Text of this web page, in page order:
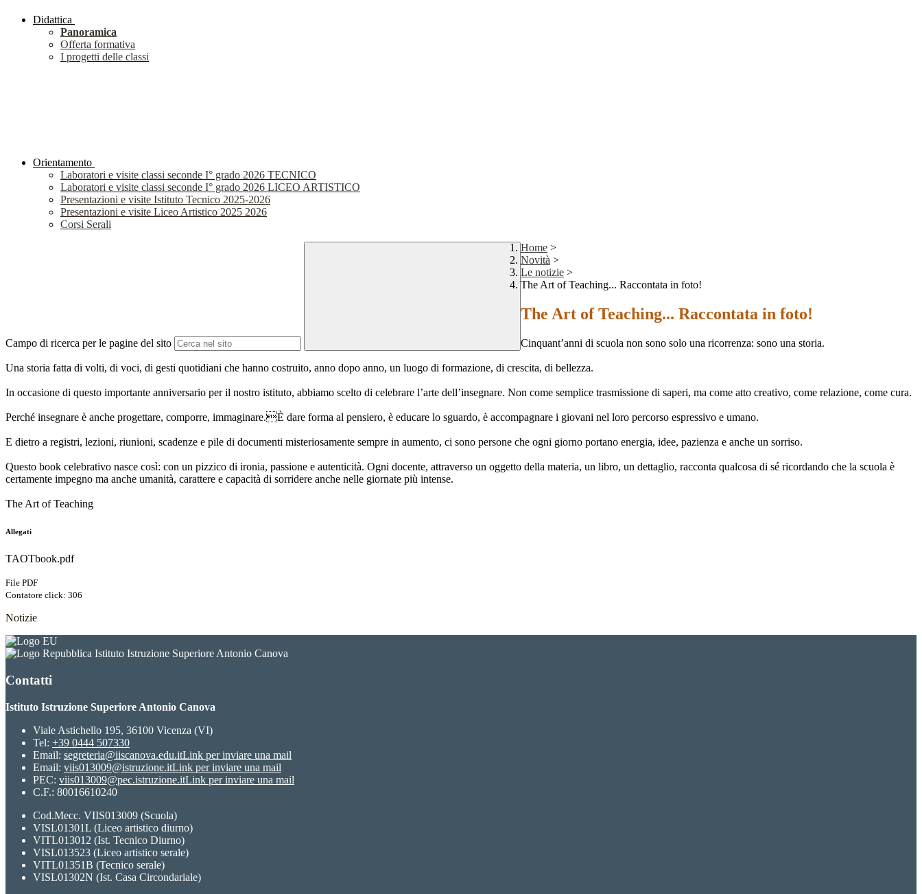
Didattica
Panoramica
Offerta formativa
I progetti delle classi
Orientamento
Laboratori e visite classi seconde I° grado 2026 TECNICO
Laboratori e visite classi seconde I° grado 2026 LICEO ARTISTICO
Presentazioni e visite Istituto Tecnico 2025-2026
Presentazioni e visite Liceo Artistico 2025 2026
Corsi Serali
Campo di ricerca per le pagine del sito
Home >
Novità >
Le notizie >
The Art of Teaching... Raccontata in foto!
The Art of Teaching... Raccontata in foto!
Cinquant’anni di scuola non sono solo una ricorrenza: sono una storia.
Una storia fatta di volti, di voci, di gesti quotidiani che hanno costruito, anno dopo anno, un luogo di formazione, di crescita, di bellezza.
In occasione di questo importante anniversario per il nostro istituto, abbiamo scelto di celebrare l’arte dell’insegnare. Non come semplice trasmissione di saperi, ma come atto creativo, come relazione, come cura.
Perché insegnare è anche progettare, comporre, immaginare.È dare forma al pensiero, è educare lo sguardo, è accompagnare i giovani nel loro percorso espressivo e umano.
E dietro a registri, lezioni, riunioni, scadenze e pile di documenti misteriosamente sempre in aumento, ci sono persone che ogni giorno portano energia, idee, pazienza e anche un sorriso.
Questo book celebrativo nasce così: con un pizzico di ironia, passione e autenticità. Ogni docente, attraverso un oggetto della materia, un libro, un dettaglio, racconta qualcosa di sé ricordando che la scuola è
certamente impegno ma anche umanità, carattere e capacità di sorridere anche nelle giornate più intense.
The Art of Teaching
Allegati
TAOTbook.pdf
File PDF
Contatore click: 306
Notizie
Istituto Istruzione Superiore Antonio Canova
Contatti
Istituto Istruzione Superiore Antonio Canova
Viale Astichello 195, 36100 Vicenza (VI)
Tel: +39 0444 507330
Email: segreteria@iiscanova.edu.itLink per inviare una mail
Email: viis013009@istruzione.itLink per inviare una mail
PEC: viis013009@pec.istruzione.itLink per inviare una mail
C.F.: 80016610240
Cod.Mecc. VIIS013009 (Scuola)
VISL01301L (Liceo artistico diurno)
VITL013012 (Ist. Tecnico Diurno)
VISL013523 (Liceo artistico serale)
VITL01351B (Tecnico serale)
VISL01302N (Ist. Casa Circondariale)